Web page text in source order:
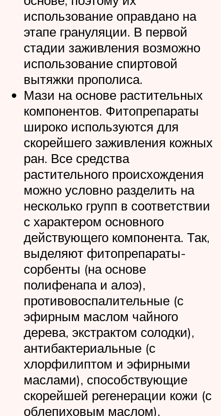
использование оправдано на
этапе грануляции. В первой
стадии заживления возможно
использование спиртовой
вытяжки прополиса.
Мази на основе растительных
компонентов. Фитопрепараты
широко используются для
скорейшего заживления кожных
ран. Все средства
растительного происхождения
можно условно разделить на
несколько групп в соответствии
с характером основного
действующего компонента. Так,
выделяют фитопрепараты-
сорбенты (на основе
полифенапа и алоэ),
противовоспалительные (с
эфирным маслом чайного
дерева, экстрактом солодки),
антибактериальные (с
хлорфилиптом и эфирными
маслами), способствующие
скорейшей регенерации кожи (с
облепиховым маслом).